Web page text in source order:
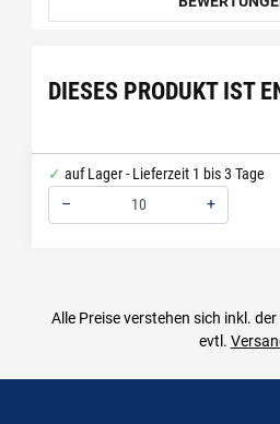
DIESES PRODUKT IST
auf Lager - Lieferzeit 1 bis 3 Tage
–
+
Alle Preise verstehen sich inkl.
evtl.